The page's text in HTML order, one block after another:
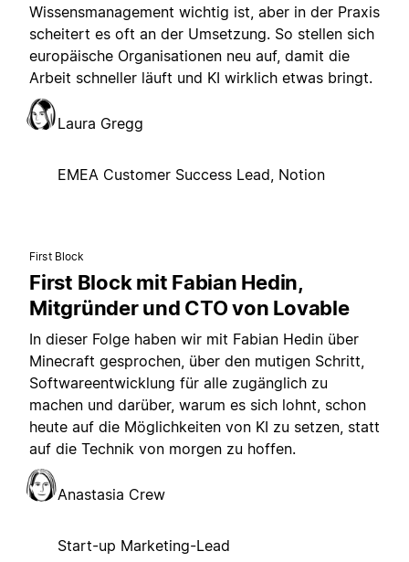
Wissensmanagement wichtig ist, aber in der Praxis
scheitert es oft an der Umsetzung. So stellen sich
europäische Organisationen neu auf, damit die
Arbeit schneller läuft und KI wirklich etwas bringt.
Laura Gregg
EMEA Customer Success Lead, Notion
First Block
First Block mit Fabian Hedin,
Mitgründer und CTO von Lovable
In dieser Folge haben wir mit Fabian Hedin über
Minecraft gesprochen, über den mutigen Schritt,
Softwareentwicklung für alle zugänglich zu
machen und darüber, warum es sich lohnt, schon
heute auf die Möglichkeiten von KI zu setzen, statt
auf die Technik von morgen zu hoffen.
Anastasia Crew
Start-up Marketing-Lead